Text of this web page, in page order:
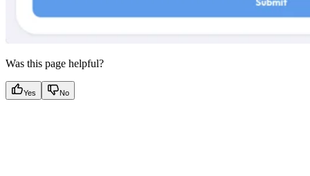
Was this page helpful?
Yes No